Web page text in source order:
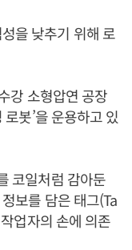
을 낮추기 위해 로
강 소형압연 공장
봇’을 운용하고 있
코일처럼 감아둔
보를 담은 태그(Ta
업자의 손에 의존